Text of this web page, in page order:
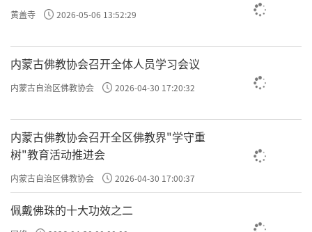
黄盖寺 2026-05-06 13:52:29
内蒙古佛教协会召开全体人员学习会议
内蒙古自治区佛教协会 2026-04-30 17:20:32
内蒙古佛教协会召开全区佛教界"学守重
树"教育活动推进会
内蒙古自治区佛教协会 2026-04-30 17:00:37
佩戴佛珠的十大功效之二